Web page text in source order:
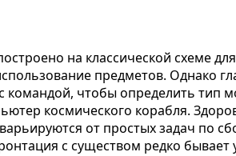
на классической схеме
предметов. Однако
командой, чтобы определить тип
космического корабля.
от простых задач по
с существом редко